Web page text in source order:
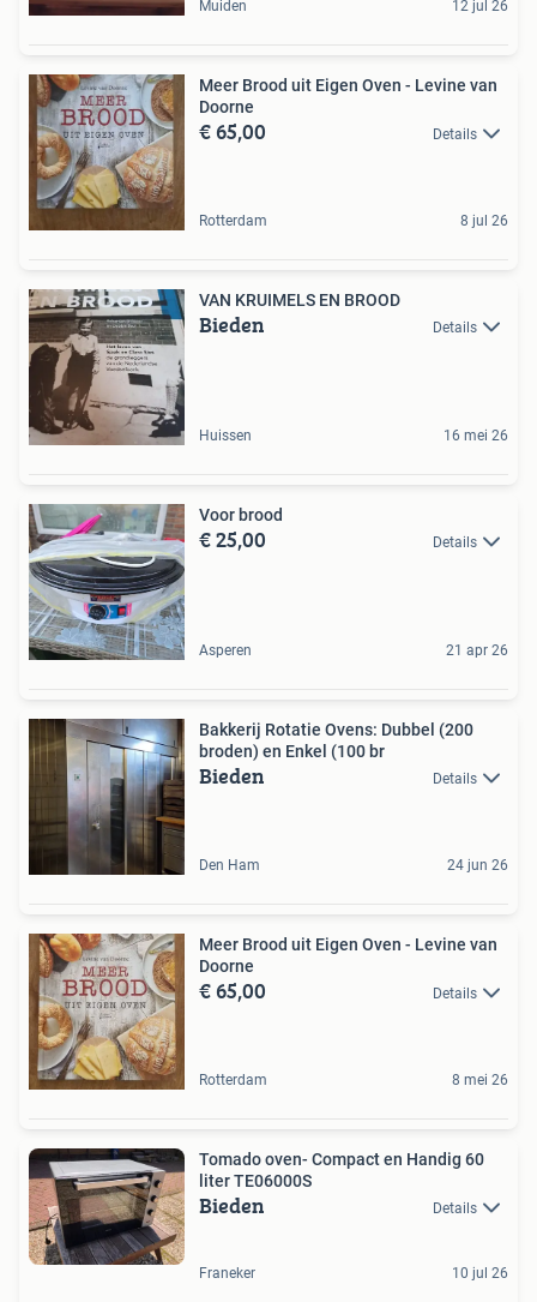
Muiden 12 jul 26
Meer Brood uit Eigen Oven - Levine van
Doorne
€ 65,00 Details
Rotterdam 8 jul 26
VAN KRUIMELS EN BROOD
Bieden Details
Huissen 16 mei 26
Voor brood
€ 25,00 Details
Asperen 21 apr 26
Bakkerij Rotatie Ovens: Dubbel (200
broden) en Enkel (100 br
Bieden Details
Den Ham 24 jun 26
Meer Brood uit Eigen Oven - Levine van
Doorne
€ 65,00 Details
Rotterdam 8 mei 26
Tomado oven- Compact en Handig 60
liter TE06000S
Bieden Details
Franeker 10 jul 26